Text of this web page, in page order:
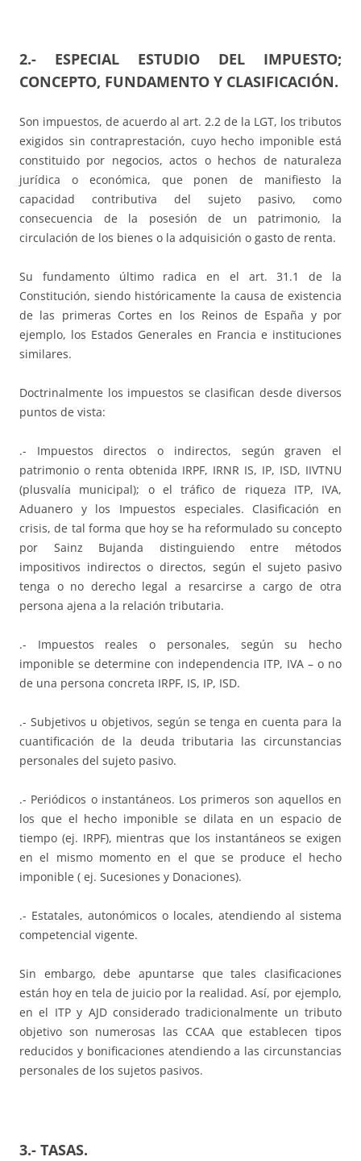
2.- ESPECIAL ESTUDIO DEL IMPUESTO;
CONCEPTO, FUNDAMENTO Y CLASIFICACIÓN.
Son impuestos, de acuerdo al art. 2.2 de la LGT, los tributos
exigidos sin contraprestación, cuyo hecho imponible está
constituido por negocios, actos o hechos de naturaleza
jurídica o económica, que ponen de manifiesto la
capacidad contributiva del sujeto pasivo, como
consecuencia de la posesión de un patrimonio, la
circulación de los bienes o la adquisición o gasto de renta.
Su fundamento último radica en el art. 31.1 de la
Constitución, siendo históricamente la causa de existencia
de las primeras Cortes en los Reinos de España y por
ejemplo, los Estados Generales en Francia e instituciones
similares.
Doctrinalmente los impuestos se clasifican desde diversos
puntos de vista:
.- Impuestos directos o indirectos, según graven el
patrimonio o renta obtenida IRPF, IRNR IS, IP, ISD, IIVTNU
(plusvalía municipal); o el tráfico de riqueza ITP, IVA,
Aduanero y los Impuestos especiales. Clasificación en
crisis, de tal forma que hoy se ha reformulado su concepto
por Sainz Bujanda distinguiendo entre métodos
impositivos indirectos o directos, según el sujeto pasivo
tenga o no derecho legal a resarcirse a cargo de otra
persona ajena a la relación tributaria.
.- Impuestos reales o personales, según su hecho
imponible se determine con independencia ITP, IVA – o no
de una persona concreta IRPF, IS, IP, ISD.
.- Subjetivos u objetivos, según se tenga en cuenta para la
cuantificación de la deuda tributaria las circunstancias
personales del sujeto pasivo.
.- Periódicos o instantáneos. Los primeros son aquellos en
los que el hecho imponible se dilata en un espacio de
tiempo (ej. IRPF), mientras que los instantáneos se exigen
en el mismo momento en el que se produce el hecho
imponible ( ej. Sucesiones y Donaciones).
.- Estatales, autonómicos o locales, atendiendo al sistema
competencial vigente.
Sin embargo, debe apuntarse que tales clasificaciones
están hoy en tela de juicio por la realidad. Así, por ejemplo,
en el ITP y AJD considerado tradicionalmente un tributo
objetivo son numerosas las CCAA que establecen tipos
reducidos y bonificaciones atendiendo a las circunstancias
personales de los sujetos pasivos.
3.- TASAS.